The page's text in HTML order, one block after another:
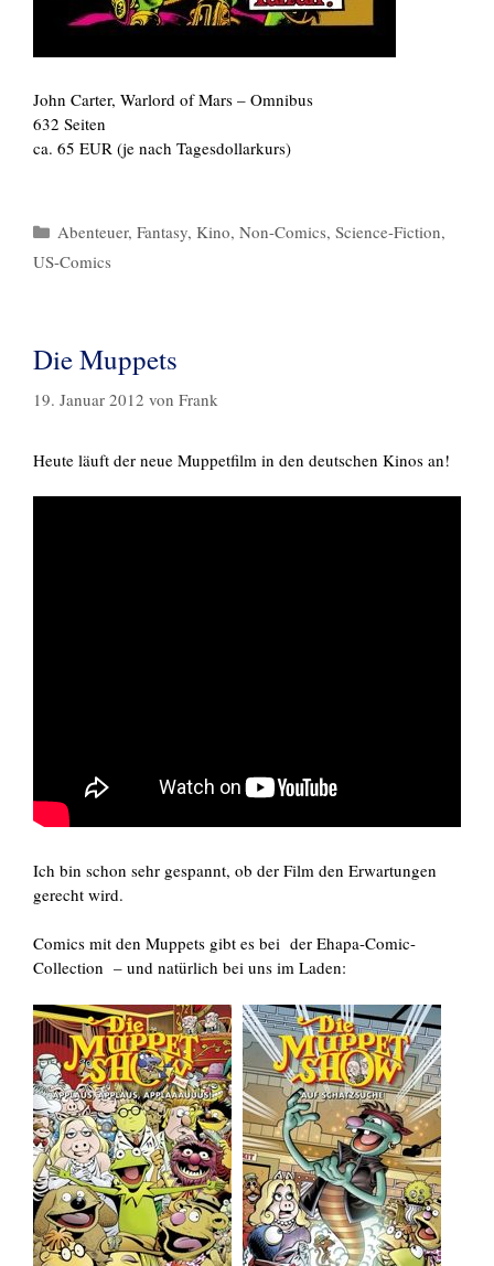
John Carter, Warlord of Mars – Omnibus
632 Seiten
ca. 65 EUR (je nach Tagesdollarkurs)
Kategorien
Abenteuer, Fantasy, Kino, Non-Comics, Science-Fiction,
US-Comics
Die Muppets
19. Januar 2012 von Frank
Heute läuft der neue Muppetfilm in den deutschen Kinos an!
Ich bin schon sehr gespannt, ob der Film den Erwartungen
gerecht wird.
Comics mit den Muppets gibt es bei der Ehapa-Comic-
Collection – und natürlich bei uns im Laden: